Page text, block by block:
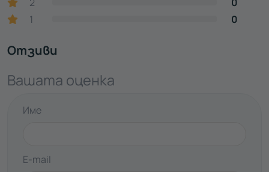
1
0
Отзиви
Вашата оценка
Име
E-mail